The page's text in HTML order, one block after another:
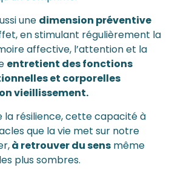
une dimension préventive
en stimulant régulièrement la
affective, l’attention et la
entretient des fonctions
et corporelles
vieillissement.
la résilience, cette capacité à
que la vie met sur notre
à retrouver du sens même
plus sombres.